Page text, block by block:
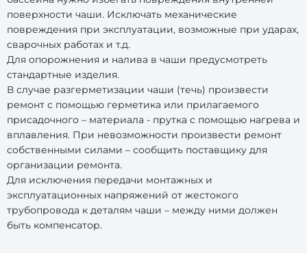
поверхности чаши. Исключать механические
повреждения при эксплуатации, возможные при ударах,
сварочных работах и т.д.
Для опорожнения и налива в чаши предусмотреть
стандартные изделия.
В случае разгерметизации чаши (течь) произвести
ремонт с помощью герметика или прилагаемого
присадочного – материала - прутка с помощью нагрева и
вплавления. При невозможности произвести ремонт
собственными силами – сообщить поставщику для
организации ремонта.
Для исключения передачи монтажных и
эксплуатационных напряжений от жестокого
трубопровода к деталям чаши – между ними должен
быть компенсатор.